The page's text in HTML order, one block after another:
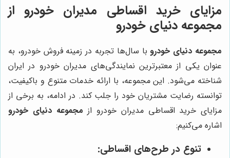
مزایای خرید اقساطی مدیران خودرو از
مجموعه دنیای خودرو
مجموعه دنیای خودرو با سال‌ها تجربه در زمینه فروش خودرو، به
عنوان یکی از معتبرترین نمایندگی‌های مدیران خودرو در ایران
شناخته می‌شود. این مجموعه، با ارائه خدمات متنوع و باکیفیت،
توانسته رضایت مشتریان خود را جلب کند. در ادامه، به برخی از
مزایای خرید اقساطی مدیران خودرو از مجموعه دنیای خودرو
اشاره می‌کنیم:
تنوع در طرح‌های اقساطی: